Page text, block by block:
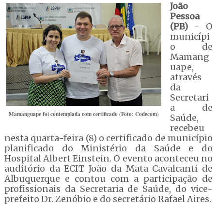
Mamanguape foi contemplada com certificado (Foto: Codecom)
João
Pessoa
(PB)- O
municípi
o de
Mamang
uape,
através
da
Secretari
a de
Saúde,
recebeu
nesta quarta-feira (8) o certificado de município
planificado do Ministério da Saúde e do
Hospital Albert Einstein. O evento aconteceu no
auditório da ECIT João da Mata Cavalcanti de
Albuquerque e contou com a participação de
profissionais da Secretaria de Saúde, do vice-
prefeito Dr. Zenóbio e do secretário Rafael Aires.